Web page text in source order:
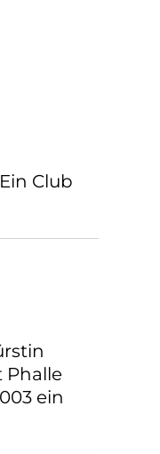
Club
Phalle
ein